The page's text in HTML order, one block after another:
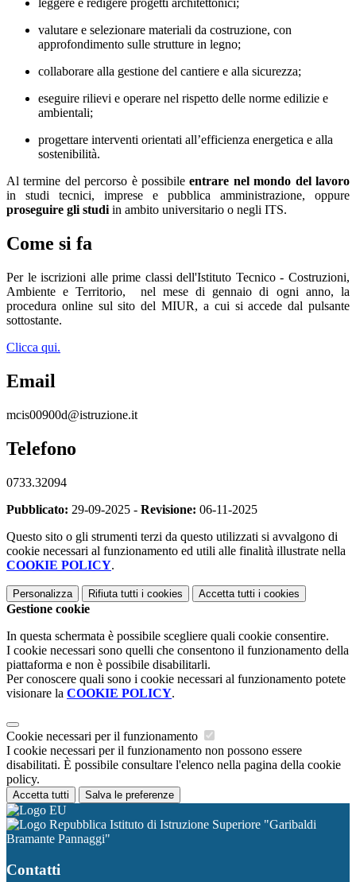
leggere e redigere progetti architettonici;
valutare e selezionare materiali da costruzione, con
approfondimento sulle strutture in legno;
collaborare alla gestione del cantiere e alla sicurezza;
eseguire rilievi e operare nel rispetto delle norme edilizie e
ambientali;
progettare interventi orientati all’efficienza energetica e alla
sostenibilità.
Al termine del percorso è possibileentrare nel mondo del lavoro
in studi tecnici, imprese e pubblica amministrazione, oppure
proseguire gli studi in ambito universitario o negli ITS.
Come si fa
Per le iscrizioni alle prime classi dell'Istituto Tecnico - Costruzioni,
Ambiente e Territorio,
nel mese di gennaio di ogni anno, la
procedura online sul sito del MIUR, a cui si accede dal pulsante
sottostante.
Clicca qui.
Email
mcis00900d@istruzione.it
Telefono
0733.32094
Pubblicato: 29-09-2025 - Revisione: 06-11-2025
Questo sito o gli strumenti terzi da questo utilizzati si avvalgono di
cookie necessari al funzionamento ed utili alle finalità illustrate nella
COOKIE POLICY.
Personalizza Rifiuta tutti i cookies Accetta tutti i cookies
Gestione cookie
In questa schermata è possibile scegliere quali cookie consentire.
I cookie necessari sono quelli che consentono il funzionamento della
piattaforma e non è possibile disabilitarli.
Per conoscere quali sono i cookie necessari al funzionamento potete
visionare la COOKIE POLICY.
Cookie necessari per il funzionamento
I cookie necessari per il funzionamento non possono essere
disabilitati. È possibile consultare l'elenco nella pagina della cookie
policy.
Accetta tutti Salva le preferenze
Istituto di Istruzione Superiore "Garibaldi
Bramante Pannaggi"
Contatti